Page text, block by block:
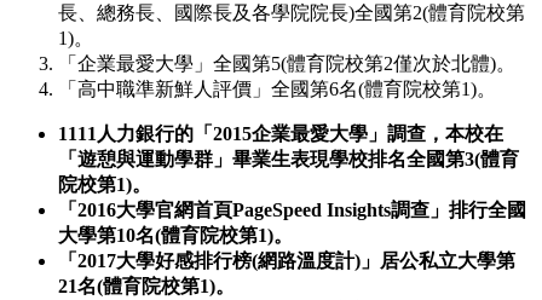
長、總務長、國際長及各學院院長)全國第2(體育院校第
1)。
「企業最愛大學」全國第5(體育院校第2僅次於北體)。
「高中職準新鮮人評價」全國第6名(體育院校第1)。
1111人力銀行的「2015企業最愛大學」調查，本校在
「遊憩與運動學群」畢業生表現學校排名全國第3(體育
院校第1)。
「2016大學官網首頁PageSpeed Insights調查」排行全國
大學第10名(體育院校第1)。
「2017大學好感排行榜(網路溫度計)」居公私立大學第
21名(體育院校第1)。